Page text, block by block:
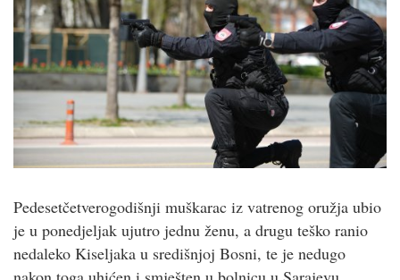
Pedesetčetverogodišnji muškarac iz vatrenog oružja ubio
je u ponedjeljak ujutro jednu ženu, a drugu teško ranio
nedaleko Kiseljaka u središnjoj Bosni, te je nedugo